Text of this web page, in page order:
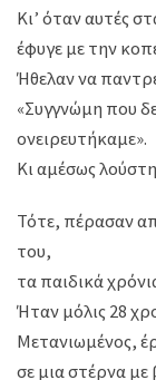
Κι’ όταν αυτές
έφυγε με την
Ήθελαν να
«Συγγνώμη που
ονειρευτήκαμε».
Κι αμέσως
Τότε, πέρασαν
του,
τα παιδικά
Ήταν μόλις 28
Μετανιωμένος,
σε μια στέρνα με